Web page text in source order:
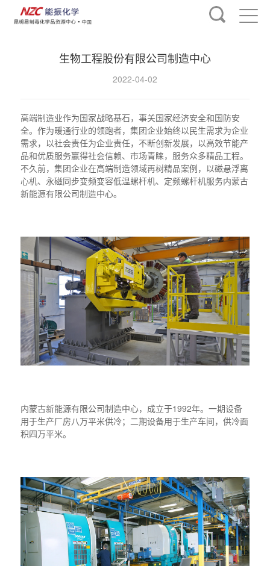
生物工程股份有限公司制造中心
2022-04-02
高端制造业作为国家战略基石，事关国家经济安全和国防安
全。作为暖通行业的领跑者，集团企业始终以民生需求为企业
需求，以社会责任为企业责任，不断创新发展，以高效节能产
品和优质服务赢得社会信赖、市场青睐，服务众多精品工程。
不久前，集团企业在高端制造领域再树精品案例，以磁悬浮离
心机、永磁同步变频变容低温螺杆机、定频螺杆机服务内蒙古
新能源有限公司制造中心。
内蒙古新能源有限公司制造中心，成立于1992年。一期设备
用于生产厂房八万平米供冷；二期设备用于生产车间，供冷面
积四万平米。